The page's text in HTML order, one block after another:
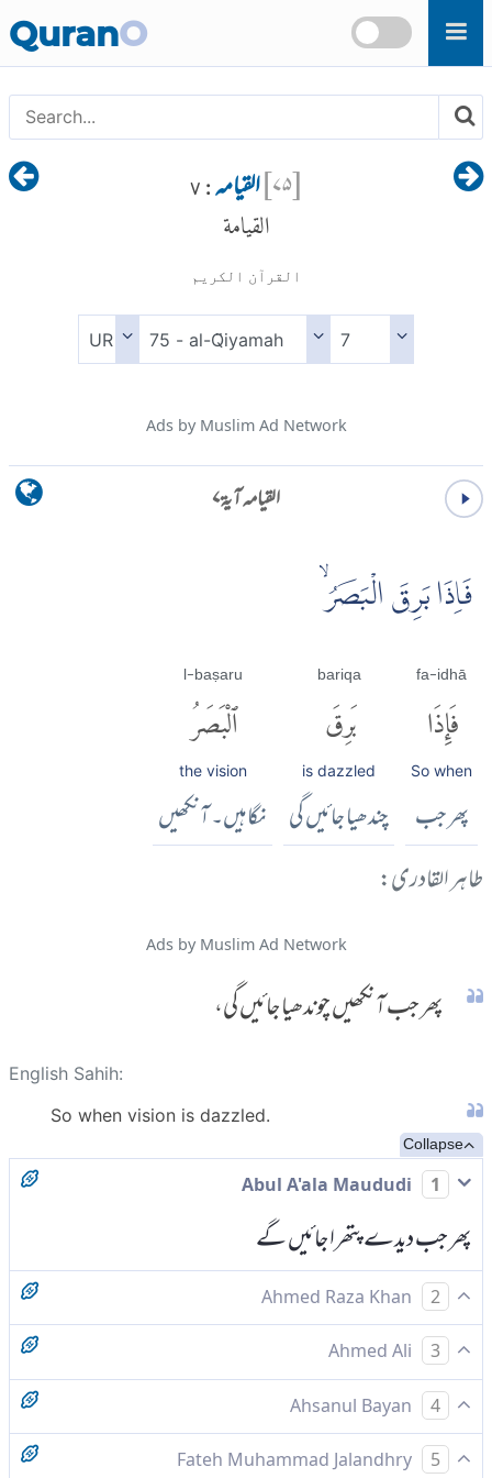
Skip to main content
QuranO
[۷۵]القیامہ : ۷
القيامة
القرآن الكريم
Ads by Muslim Ad Network
القیامہ آية ۷
فَاِذَا بَرِقَ الْبَصَرُۙ
fa-idhā
فَإِذَا
So when
پھر جب
bariqa
بَرِقَ
is dazzled
چندھیا جائیں گی
l-baṣaru
ٱلْبَصَرُ
the vision
نگاہیں۔ آنکھیں
طاہر القادری:
Ads by Muslim Ad Network
پھر جب آنکھیں چوندھیا جائیں گی،
English Sahih:
So when vision is dazzled.
Collapse
1
پھر جب دیدے پتھرا جائیں گے
2
پھر جس دن آنکھ چوندھیائے گی
3
پس جب آنکھیں چندھیا جائیں گی
4
پس جس وقت کہ نگاہ پتھرا جائے گی (١)۔
5